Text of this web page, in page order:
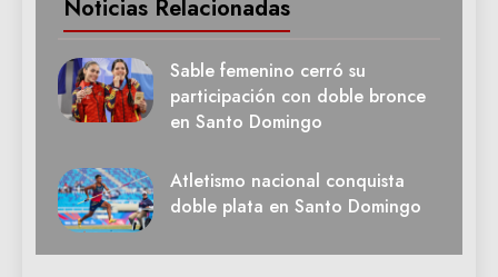
Noticias Relacionadas
Sable femenino cerró su
participación con doble bronce
en Santo Domingo
Atletismo nacional conquista
doble plata en Santo Domingo